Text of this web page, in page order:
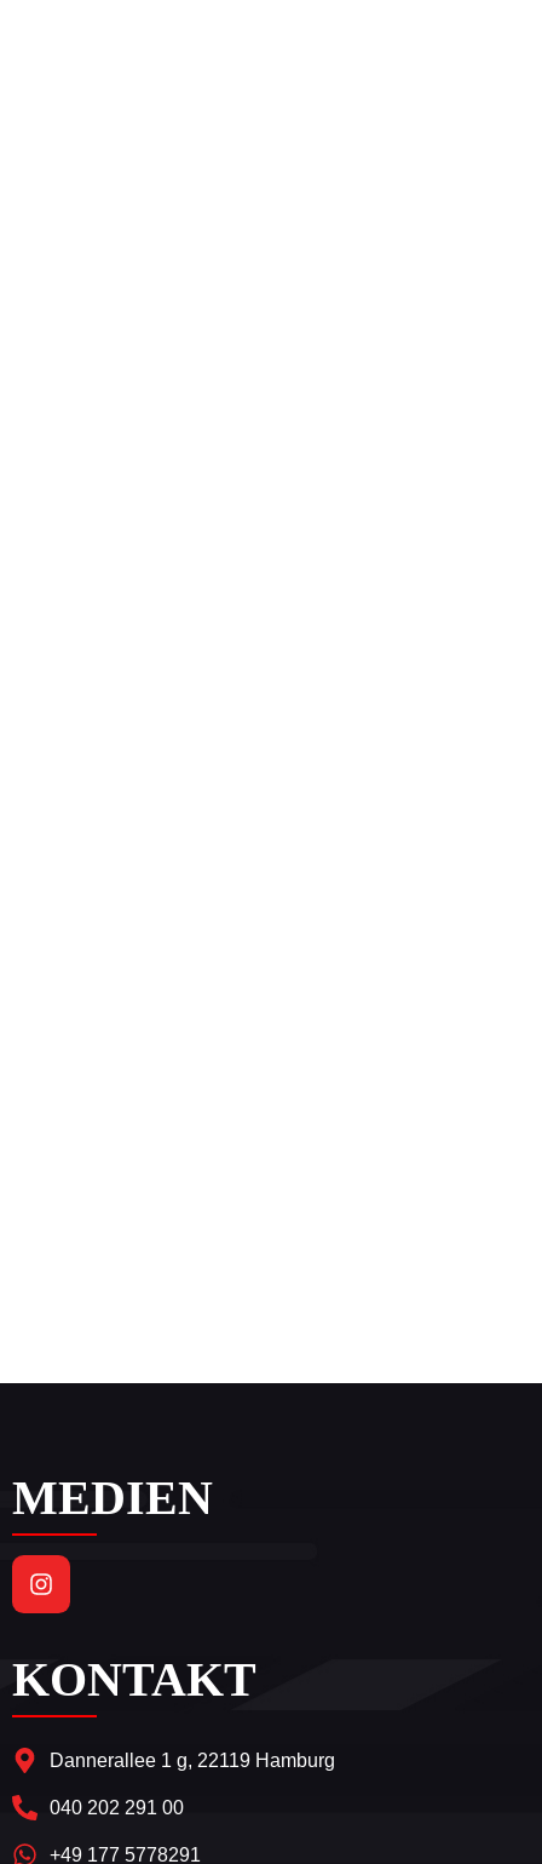
MEDIEN
KONTAKT
Dannerallee 1 g, 22119 Hamburg
040 202 291 00
+49 177 5778291